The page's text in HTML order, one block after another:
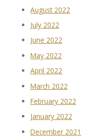
August 2022
July 2022
June 2022
May 2022
April 2022
March 2022
February 2022
January 2022
December 2021